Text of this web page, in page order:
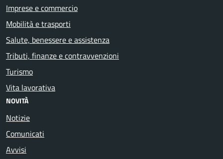
Imprese e commercio
Mobilità e trasporti
Salute, benessere e assistenza
Tributi, finanze e contravvenzioni
Turismo
Vita lavorativa
NOVITÀ
Notizie
Comunicati
Avvisi